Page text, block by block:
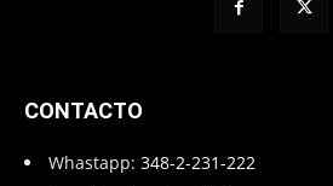
CONTACTO
Whastapp: 348-2-231-222